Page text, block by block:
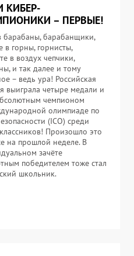
КИБЕР-
– ПЕРВЫЕ!
барабаны, барабанщики,
в горны, горнисты,
в воздух чепчики,
и так далее и тому
– ведь ура! Российская
выиграла четыре медали и
чемпионом
олимпиаде по
(ICO) среди
Произошло это
на прошлой неделе. В
зачёте
победителем тоже стал
школьник.